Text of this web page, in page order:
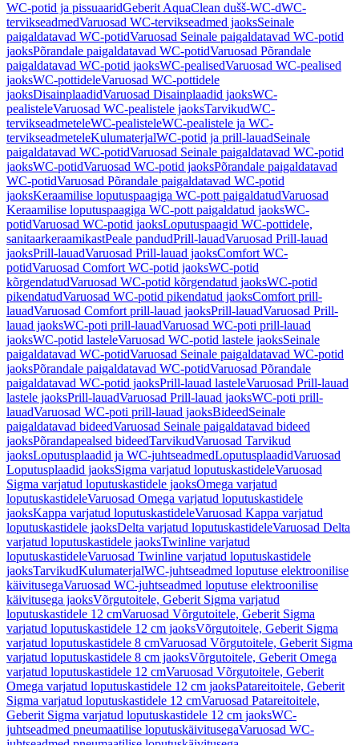
WC-potid ja pissuaaridGeberit AquaClean dušš-WC-dWC-
tervikseadmedVaruosad WC-tervikseadmed jaoksSeinale
paigaldatavad WC-potidVaruosad Seinale paigaldatavad WC-potid
jaoksPõrandale paigaldatavad WC-potidVaruosad Põrandale
paigaldatavad WC-potid jaoksWC-pealisedVaruosad WC-pealised
jaoksWC-pottideleVaruosad WC-pottidele
jaoksDisainplaadidVaruosad Disainplaadid jaoksWC-
pealisteleVaruosad WC-pealistele jaoksTarvikudWC-
tervikseadmeteleWC-pealisteleWC-pealistele ja WC-
tervikseadmeteleKulumaterjalWC-potid ja prill-lauadSeinale
paigaldatavad WC-potidVaruosad Seinale paigaldatavad WC-potid
jaoksWC-potidVaruosad WC-potid jaoksPõrandale paigaldatavad
WC-potidVaruosad Põrandale paigaldatavad WC-potid
jaoksKeraamilise loputuspaagiga WC-pott paigaldatudVaruosad
Keraamilise loputuspaagiga WC-pott paigaldatud jaoksWC-
potidVaruosad WC-potid jaoksLoputuspaagid WC-pottidele,
sanitaarkeraamikastPeale pandudPrill-lauadVaruosad Prill-lauad
jaoksPrill-lauadVaruosad Prill-lauad jaoksComfort WC-
potidVaruosad Comfort WC-potid jaoksWC-potid
kõrgendatudVaruosad WC-potid kõrgendatud jaoksWC-potid
pikendatudVaruosad WC-potid pikendatud jaoksComfort prill-
lauadVaruosad Comfort prill-lauad jaoksPrill-lauadVaruosad Prill-
lauad jaoksWC-poti prill-lauadVaruosad WC-poti prill-lauad
jaoksWC-potid lasteleVaruosad WC-potid lastele jaoksSeinale
paigaldatavad WC-potidVaruosad Seinale paigaldatavad WC-potid
jaoksPõrandale paigaldatavad WC-potidVaruosad Põrandale
paigaldatavad WC-potid jaoksPrill-lauad lasteleVaruosad Prill-lauad
lastele jaoksPrill-lauadVaruosad Prill-lauad jaoksWC-poti prill-
lauadVaruosad WC-poti prill-lauad jaoksBideedSeinale
paigaldatavad bideedVaruosad Seinale paigaldatavad bideed
jaoksPõrandapealsed bideedTarvikudVaruosad Tarvikud
jaoksLoputusplaadid ja WC-juhtseadmedLoputusplaadidVaruosad
Loputusplaadid jaoksSigma varjatud loputuskastideleVaruosad
Sigma varjatud loputuskastidele jaoksOmega varjatud
loputuskastideleVaruosad Omega varjatud loputuskastidele
jaoksKappa varjatud loputuskastideleVaruosad Kappa varjatud
loputuskastidele jaoksDelta varjatud loputuskastideleVaruosad Delta
varjatud loputuskastidele jaoksTwinline varjatud
loputuskastideleVaruosad Twinline varjatud loputuskastidele
jaoksTarvikudKulumaterjalWC-juhtseadmed loputuse elektroonilise
käivitusegaVaruosad WC-juhtseadmed loputuse elektroonilise
käivitusega jaoksVõrgutoitele, Geberit Sigma varjatud
loputuskastidele 12 cmVaruosad Võrgutoitele, Geberit Sigma
varjatud loputuskastidele 12 cm jaoksVõrgutoitele, Geberit Sigma
varjatud loputuskastidele 8 cmVaruosad Võrgutoitele, Geberit Sigma
varjatud loputuskastidele 8 cm jaoksVõrgutoitele, Geberit Omega
varjatud loputuskastidele 12 cmVaruosad Võrgutoitele, Geberit
Omega varjatud loputuskastidele 12 cm jaoksPatareitoitele, Geberit
Sigma varjatud loputuskastidele 12 cmVaruosad Patareitoitele,
Geberit Sigma varjatud loputuskastidele 12 cm jaoksWC-
juhtseadmed pneumaatilise loputuskäivitusegaVaruosad WC-